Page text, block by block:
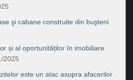
şi cabane construite din buşteni
și al oportunităților în imobiliare
2025
este un atac asupra afacerilor